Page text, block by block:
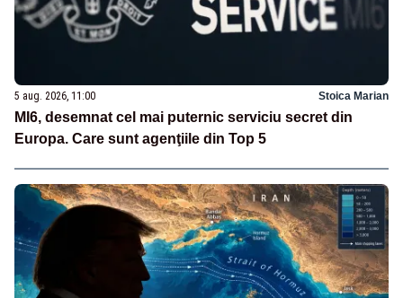
5 aug. 2026, 11:00 Stoica Marian
MI6, desemnat cel mai puternic serviciu secret din
Europa. Care sunt agenţiile din Top 5